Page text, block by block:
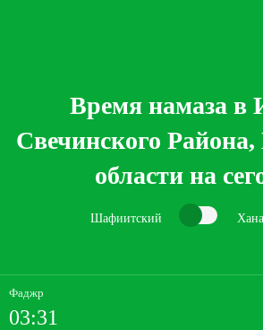
Время намаза в
Свечинского
области на
Шафиитский
Фаджр
03:31